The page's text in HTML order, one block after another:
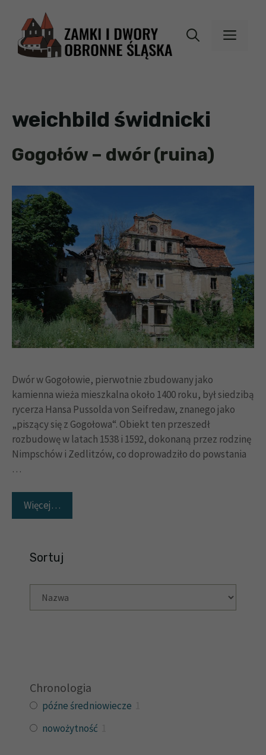
treści
weichbild świdnicki
Gogołów – dwór (ruina)
Dwór w Gogołowie, pierwotnie zbudowany jako
kamienna wieża mieszkalna około 1400 roku, był siedzibą
rycerza Hansa Pussolda von Seifredaw, znanego jako
„piszący się z Gogołowa“. Obiekt ten przeszedł
rozbudowę w latach 1538 i 1592, dokonaną przez rodzinę
Nimpschów i Zedlitzów, co doprowadziło do powstania
…
Więcej…
Sortuj
Chronologia
późne średniowiecze
nowożytność